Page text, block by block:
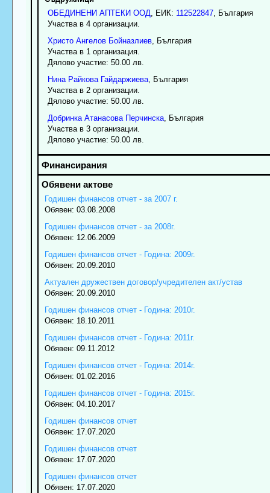
ОБЕДИНЕНИ АПТЕКИ ООД, ЕИК: 112522847, България
Участва в 4 организации.
Христо Ангелов Бойназлиев, България
Участва в 1 организация.
Дялово участие: 50.00 лв.
Нина Райкова Гайдаржиева, България
Участва в 2 организации.
Дялово участие: 50.00 лв.
Добринка Атанасова Перчинска, България
Участва в 3 организации.
Дялово участие: 50.00 лв.
Годишен финансов отчет - за 2007 г.
Обявен: 03.08.2008
Годишен финансов отчет - за 2008г.
Обявен: 12.06.2009
Годишен финансов отчет - Година: 2009г.
Обявен: 20.09.2010
Актуален дружествен договор/учредителен акт/устав
Обявен: 20.09.2010
Годишен финансов отчет - Година: 2010г.
Обявен: 18.10.2011
Годишен финансов отчет - Година: 2011г.
Обявен: 09.11.2012
Годишен финансов отчет - Година: 2014г.
Обявен: 01.02.2016
Годишен финансов отчет - Година: 2015г.
Обявен: 04.10.2017
Годишен финансов отчет
Обявен: 17.07.2020
Годишен финансов отчет
Обявен: 17.07.2020
Годишен финансов отчет
Обявен: 17.07.2020